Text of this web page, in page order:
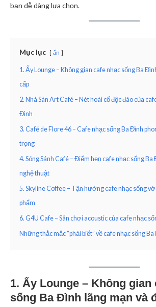
bạn dễ dàng lựa chọn.
Mục lục ẩn
1. Ấy Lounge – Không gian cafe nhạc sống Ba
cấp
2. Nhà Sàn Art Café – Nét hoài cổ độc đáo của
Đình
3. Café de Flore 46 – Cafe nhạc sống Ba Đình
trọng
4. Sóng Sánh Café – Điểm hẹn cafe nhạc sống
nghệ thuật
5. Skyline Coffee – Tận hưởng cafe nhạc sống
phẩm
6. G4U Cafe – Sân chơi acoustic của cafe nhạc
Những thắc mắc “phải biết” về cafe nhạc sống
1. Ấy Lounge – Không gian
sống Ba Đình lãng mạn và